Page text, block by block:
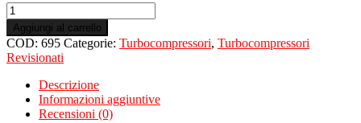
Turbo
Revisionato
per
BMW
Serie
E61
520d
Aggiungi al carrello
COD: 695 Categorie: Turbocompressori, Turbocompressori
Revisionati
Descrizione
Informazioni aggiuntive
Recensioni (0)